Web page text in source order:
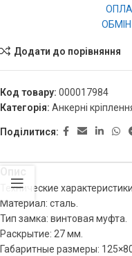
Додати до порівняння
Код товару: 000017984
Категорія: Анкерні
Поділитися:
Технические
Материал: сталь.
Тип замка: винтовая муфта.
Раскрытие: 27 мм.
Габаритные размеры: